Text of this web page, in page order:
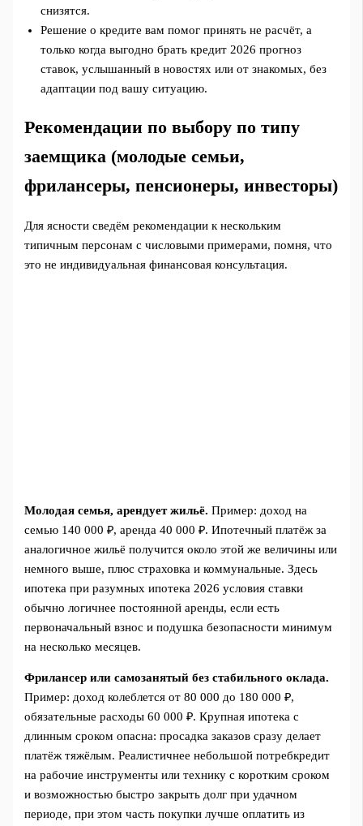
снизятся.
Решение о кредите вам помог принять не расчёт, а
только когда выгодно брать кредит 2026 прогноз
ставок, услышанный в новостях или от знакомых, без
адаптации под вашу ситуацию.
Рекомендации по выбору по типу
заемщика (молодые семьи,
фрилансеры, пенсионеры, инвесторы)
Для ясности сведём рекомендации к нескольким
типичным персонам с числовыми примерами, помня, что
это не индивидуальная финансовая консультация.
Молодая семья, арендует жильё. Пример: доход на
семью 140 000 ₽, аренда 40 000 ₽. Ипотечный платёж за
аналогичное жильё получится около этой же величины или
немного выше, плюс страховка и коммунальные. Здесь
ипотека при разумных ипотека 2026 условия ставки
обычно логичнее постоянной аренды, если есть
первоначальный взнос и подушка безопасности минимум
на несколько месяцев.
Фрилансер или самозанятый без стабильного оклада.
Пример: доход колеблется от 80 000 до 180 000 ₽,
обязательные расходы 60 000 ₽. Крупная ипотека с
длинным сроком опасна: просадка заказов сразу делает
платёж тяжёлым. Реалистичнее небольшой потребкредит
на рабочие инструменты или технику с коротким сроком
и возможностью быстро закрыть долг при удачном
периоде, при этом часть покупки лучше оплатить из